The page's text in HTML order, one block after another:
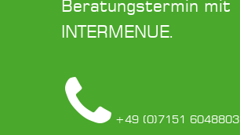
Beratungstermin mit
INTERMENUE.
+49 (0)7151 6048803